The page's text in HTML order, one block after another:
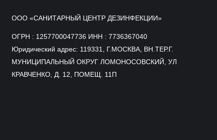
ООО «САНИТАРНЫЙ ЦЕНТР ДЕЗИНФЕКЦИИ»
ОГРН : 1257700047736 ИНН : 7736367040
Юридический адрес: 119331, Г.МОСКВА, ВН.ТЕР.Г.
МУНИЦИПАЛЬНЫЙ ОКРУГ ЛОМОНОСОВСКИЙ, УЛ
КРАВЧЕНКО, Д. 12, ПОМЕЩ. 11П